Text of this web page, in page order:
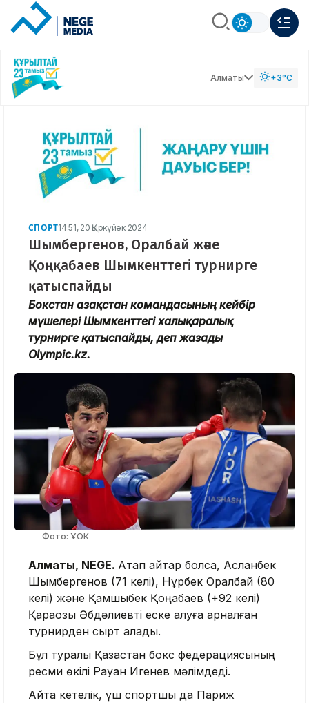
Алматы +3°C
СПОРТ14:51, 20 Қыркүйек 2024
Шымбергенов, Оралбай және
Қоңқабаев Шымкенттегі турнирге
қатыспайды
Бокстан Қазақстан командасының кейбір
мүшелері Шымкенттегі халықаралық
турнирге қатыспайды, деп жазады
Olympic.kz.
Фото: ҰОК
Алматы, NEGE. Атап айтар болсақ, Асланбек
Шымбергенов (71 келі), Нұрбек Оралбай (80
келі) және Қамшыбек Қоңқабаев (+92 келі)
Қарақозы Әбдәлиевті еске алуға арналған
турнирден сырт қалады.
Бұл туралы Қазақстан бокс федерациясының
ресми өкілі Рауан Игенев мәлімдеді.
Айта кетелік, үш спортшы да Париж